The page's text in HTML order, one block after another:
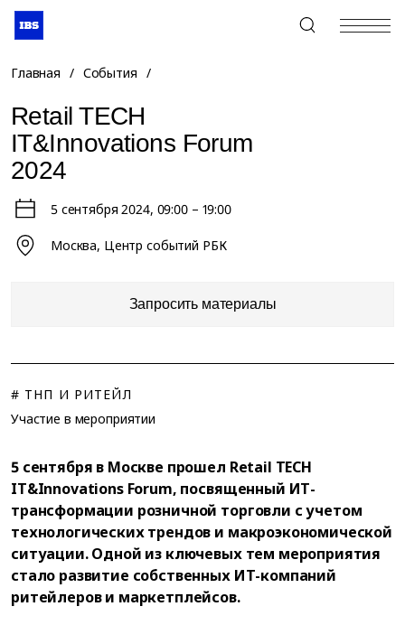
+7 (495) 967-80-80
Главная / События /
Retail TECH
IT&Innovations Forum
2024
5 сентября 2024, 09:00 – 19:00
Москва, Центр событий РБК
Запросить материалы
# ТНП И РИТЕЙЛ
Участие в мероприятии
5 сентября в Москве прошел Retail TECH
IT&Innovations Forum, посвященный ИТ-
трансформации розничной торговли с учетом
технологических трендов и макроэкономической
ситуации. Одной из ключевых тем мероприятия
стало развитие собственных ИТ-компаний
ритейлеров и маркетплейсов.